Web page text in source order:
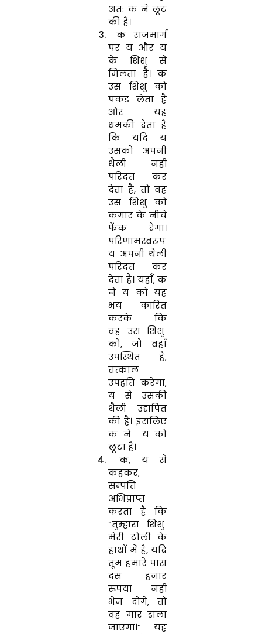
अत: क ने लूट
की है।
क राजमार्ग
पर य और य
के शिशु से
मिलता है। क
उस शिशु को
पकड़ लेता है
और यह
धमकी देता है
कि यदि य
उसको अपनी
थैली नहीं
परिदत्त कर
देता है, तो वह
उस शिशु को
कगार के नीचे
फेंक देगा।
परिणामस्वरूप
य अपनी थैली
परिदत्त कर
देता है। यहाँ, क
ने य को यह
भय कारित
करके कि
वह उस शिशु
को, जो वहाँ
उपस्थित है,
तत्काल
उपहति करेगा,
य से उसकी
थैली उद्दापित
की है। इसलिए
क ने य को
लूटा है।
क, य से
कहकर,
सम्पत्ति
अभिप्राप्त
करता है कि
“तुम्हारा शिशु
मेरी टोली के
हाथों में है, यदि
तूम हमारे पास
दस हजार
रुपया नहीं
भेज दोगे, तो
वह मार डाला
जाएगा।” यह